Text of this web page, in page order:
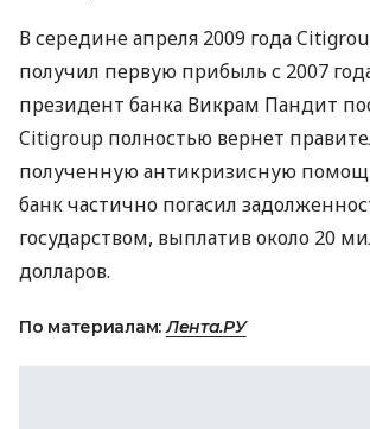
В середине апреля 2009 года
получил первую прибыль с 2007
президент банка Викрам Пандит
Citigroup полностью вернет
полученную антикризисную
банк частично погасил
государством, выплатив около 20
долларов.
По материалам:Лента.РУ